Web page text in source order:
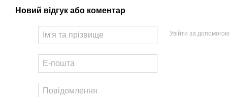
Новий відгук або коментар
Увійти за допомогою